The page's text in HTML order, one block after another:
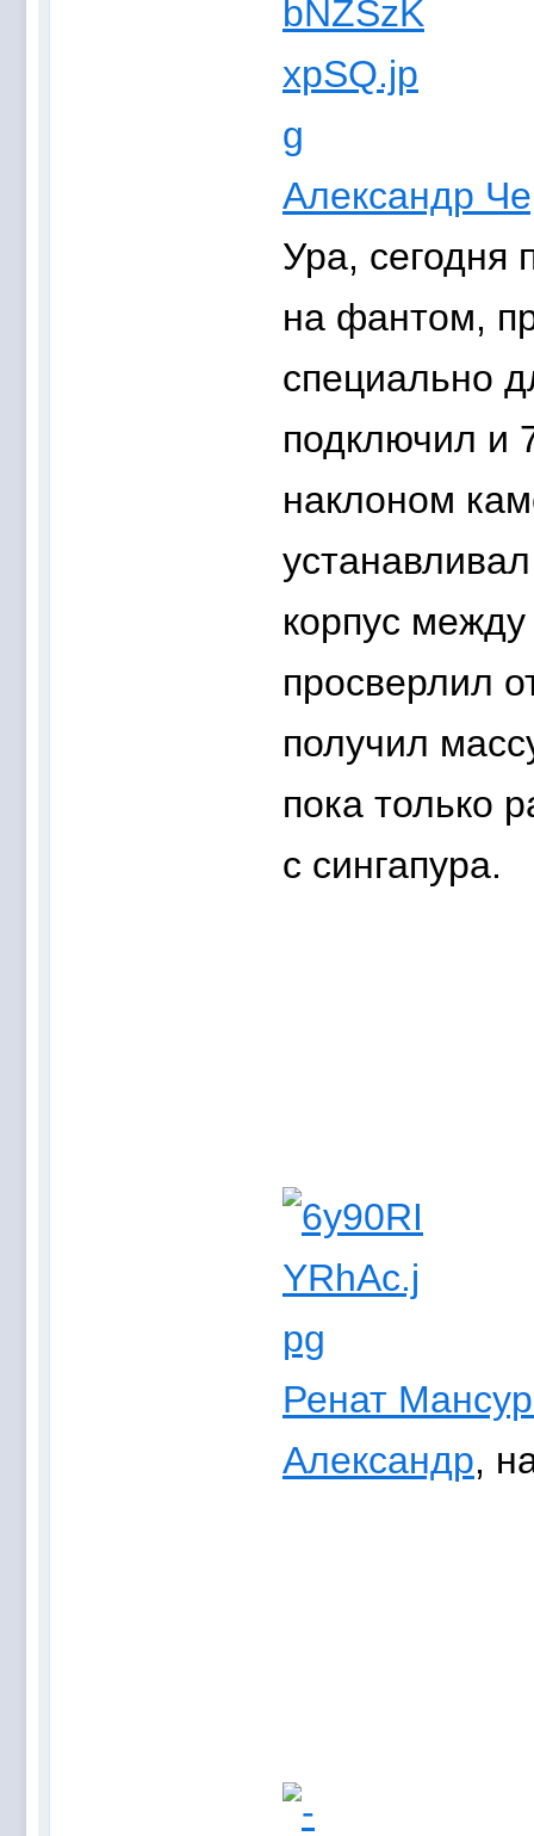
Александр
Ура, сегодня
на фантом,
специально
подключил и
наклоном
корпус
просверлил
получил
пока только
с сингапура.
Ренат
Александр,